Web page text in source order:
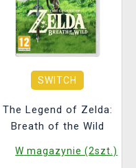
SWITCH
The Legend of Zelda:
Breath of the Wild
W magazynie (2szt.)